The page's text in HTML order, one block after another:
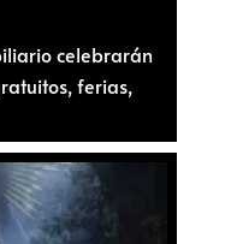
celebrarán
ferias,